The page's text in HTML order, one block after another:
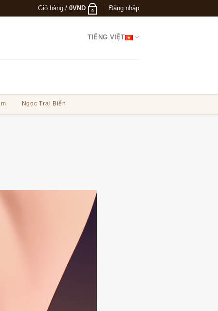
Giỏ hàng / 0VND 0 Đăng nhập
TIẾNG VIỆT
Ngọc Trai Biển